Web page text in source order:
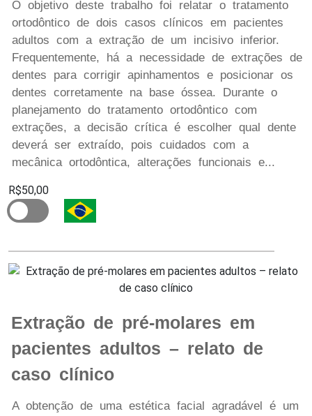
O objetivo deste trabalho foi relatar o tratamento
ortodôntico de dois casos clínicos em pacientes
adultos com a extração de um incisivo inferior.
Frequentemente, há a necessidade de extrações de
dentes para corrigir apinhamentos e posicionar os
dentes corretamente na base óssea. Durante o
planejamento do tratamento ortodôntico com
extrações, a decisão crítica é escolher qual dente
deverá ser extraído, pois cuidados com a
mecânica ortodôntica, alterações funcionais e...
R$50,00
Extração de pré-molares em
pacientes adultos – relato de
caso clínico
A obtenção de uma estética facial agradável é um